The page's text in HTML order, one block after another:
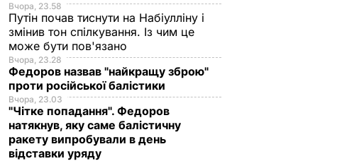
Вчора, 23.58
Путін почав тиснути на Набіулліну і
змінив тон спілкування. Із чим це
може бути пов'язано
Вчора, 23.28
Федоров назвав "найкращу зброю"
проти російської балістики
Вчора, 23.03
"Чітке попадання". Федоров
натякнув, яку саме балістичну
ракету випробували в день
відставки уряду